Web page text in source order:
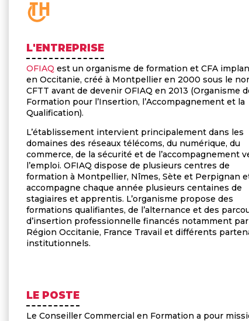
L'ENTREPRISE
OFIAQ est un organisme de formation et CFA
en Occitanie, créé à Montpellier en 2000 sous le
CFTT avant de devenir OFIAQ en 2013 (Organisme
Formation pour l’Insertion, l’Accompagnement et la
Qualification).
L’établissement intervient principalement dans les
domaines des réseaux télécoms, du numérique, du
commerce, de la sécurité et de l’accompagnement
l’emploi. OFIAQ dispose de plusieurs centres de
formation à Montpellier, Nîmes, Sète et Perpignan
accompagne chaque année plusieurs centaines de
stagiaires et apprentis. L’organisme propose des
formations qualifiantes, de l’alternance et des
d’insertion professionnelle financés notamment par
Région Occitanie, France Travail et différents
institutionnels.
LE POSTE
Le Conseiller Commercial en Formation a pour